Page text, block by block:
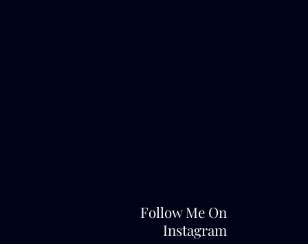
Follow Me On
Instagram